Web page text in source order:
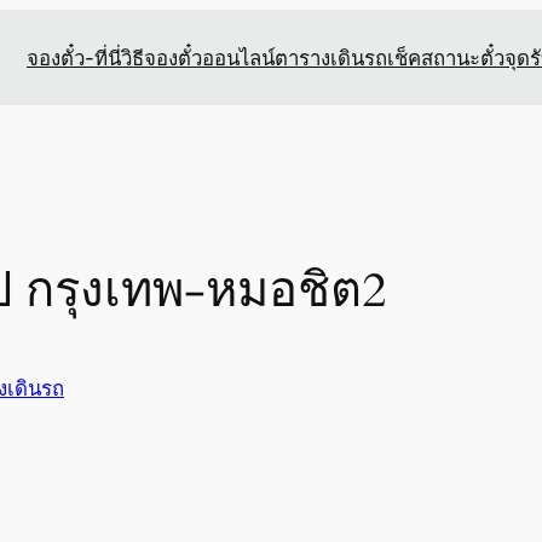
จองตั๋ว-ที่นี่วิธีจองตั๋วออนไลน์ตารางเดินรถเช็คสถานะตั๋วจุด
กรุงเทพ-หมอชิต2
เดินรถ